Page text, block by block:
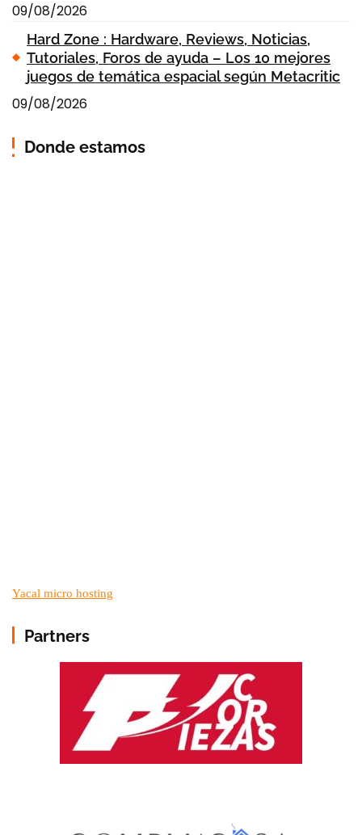
09/08/2026
Hard Zone : Hardware, Reviews, Noticias,
Tutoriales, Foros de ayuda – Los 10 mejores
juegos de temática espacial según Metacritic
09/08/2026
Donde estamos
Yacal micro hosting
Partners